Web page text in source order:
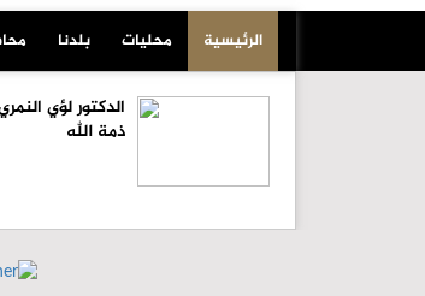
الرئيسية محليات بلدنا
الدكتور لؤي
ذمة الله